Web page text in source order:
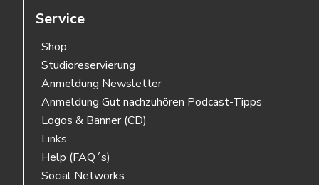
Service
Shop
Studioreservierung
Anmeldung Newsletter
Anmeldung Gut nachzuhören Podcast-Tipps
Logos & Banner (CD)
Links
Help (FAQ´s)
Social Networks